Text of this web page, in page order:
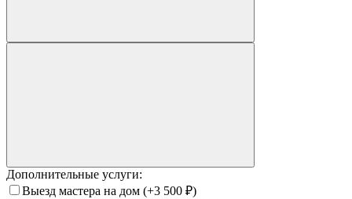
Дополнительные услуги:
Выезд мастера на дом (+3 500 ₽)